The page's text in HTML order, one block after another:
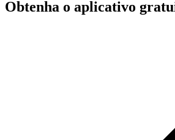
Obtenha o aplicativo